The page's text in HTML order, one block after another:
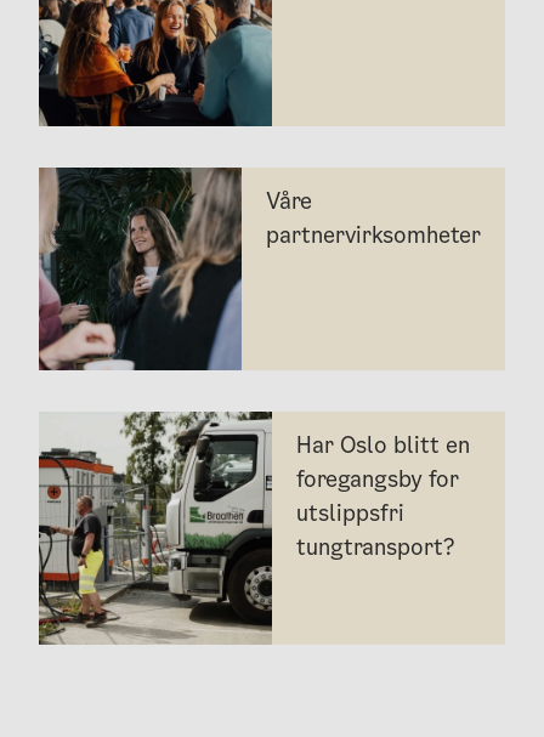
Våre
partnervirksomheter
Har Oslo blitt en
foregangsby for
utslippsfri
tungtransport?